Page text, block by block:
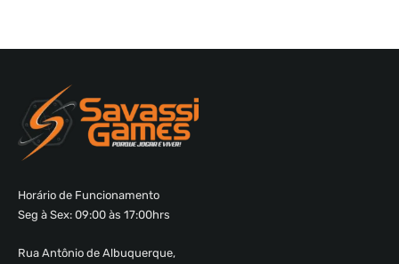
Horário de Funcionamento
Seg à Sex: 09:00 às 17:00hrs
Rua Antônio de Albuquerque,